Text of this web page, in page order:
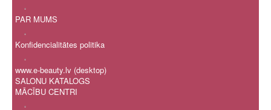
.
PAR MUMS
.
Konfidencialitātes politika
.
www.e-beauty.lv (desktop)
SALONU KATALOGS
MĀCĪBU CENTRI
.